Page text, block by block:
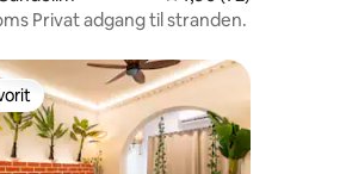
Privat adgang til stranden.